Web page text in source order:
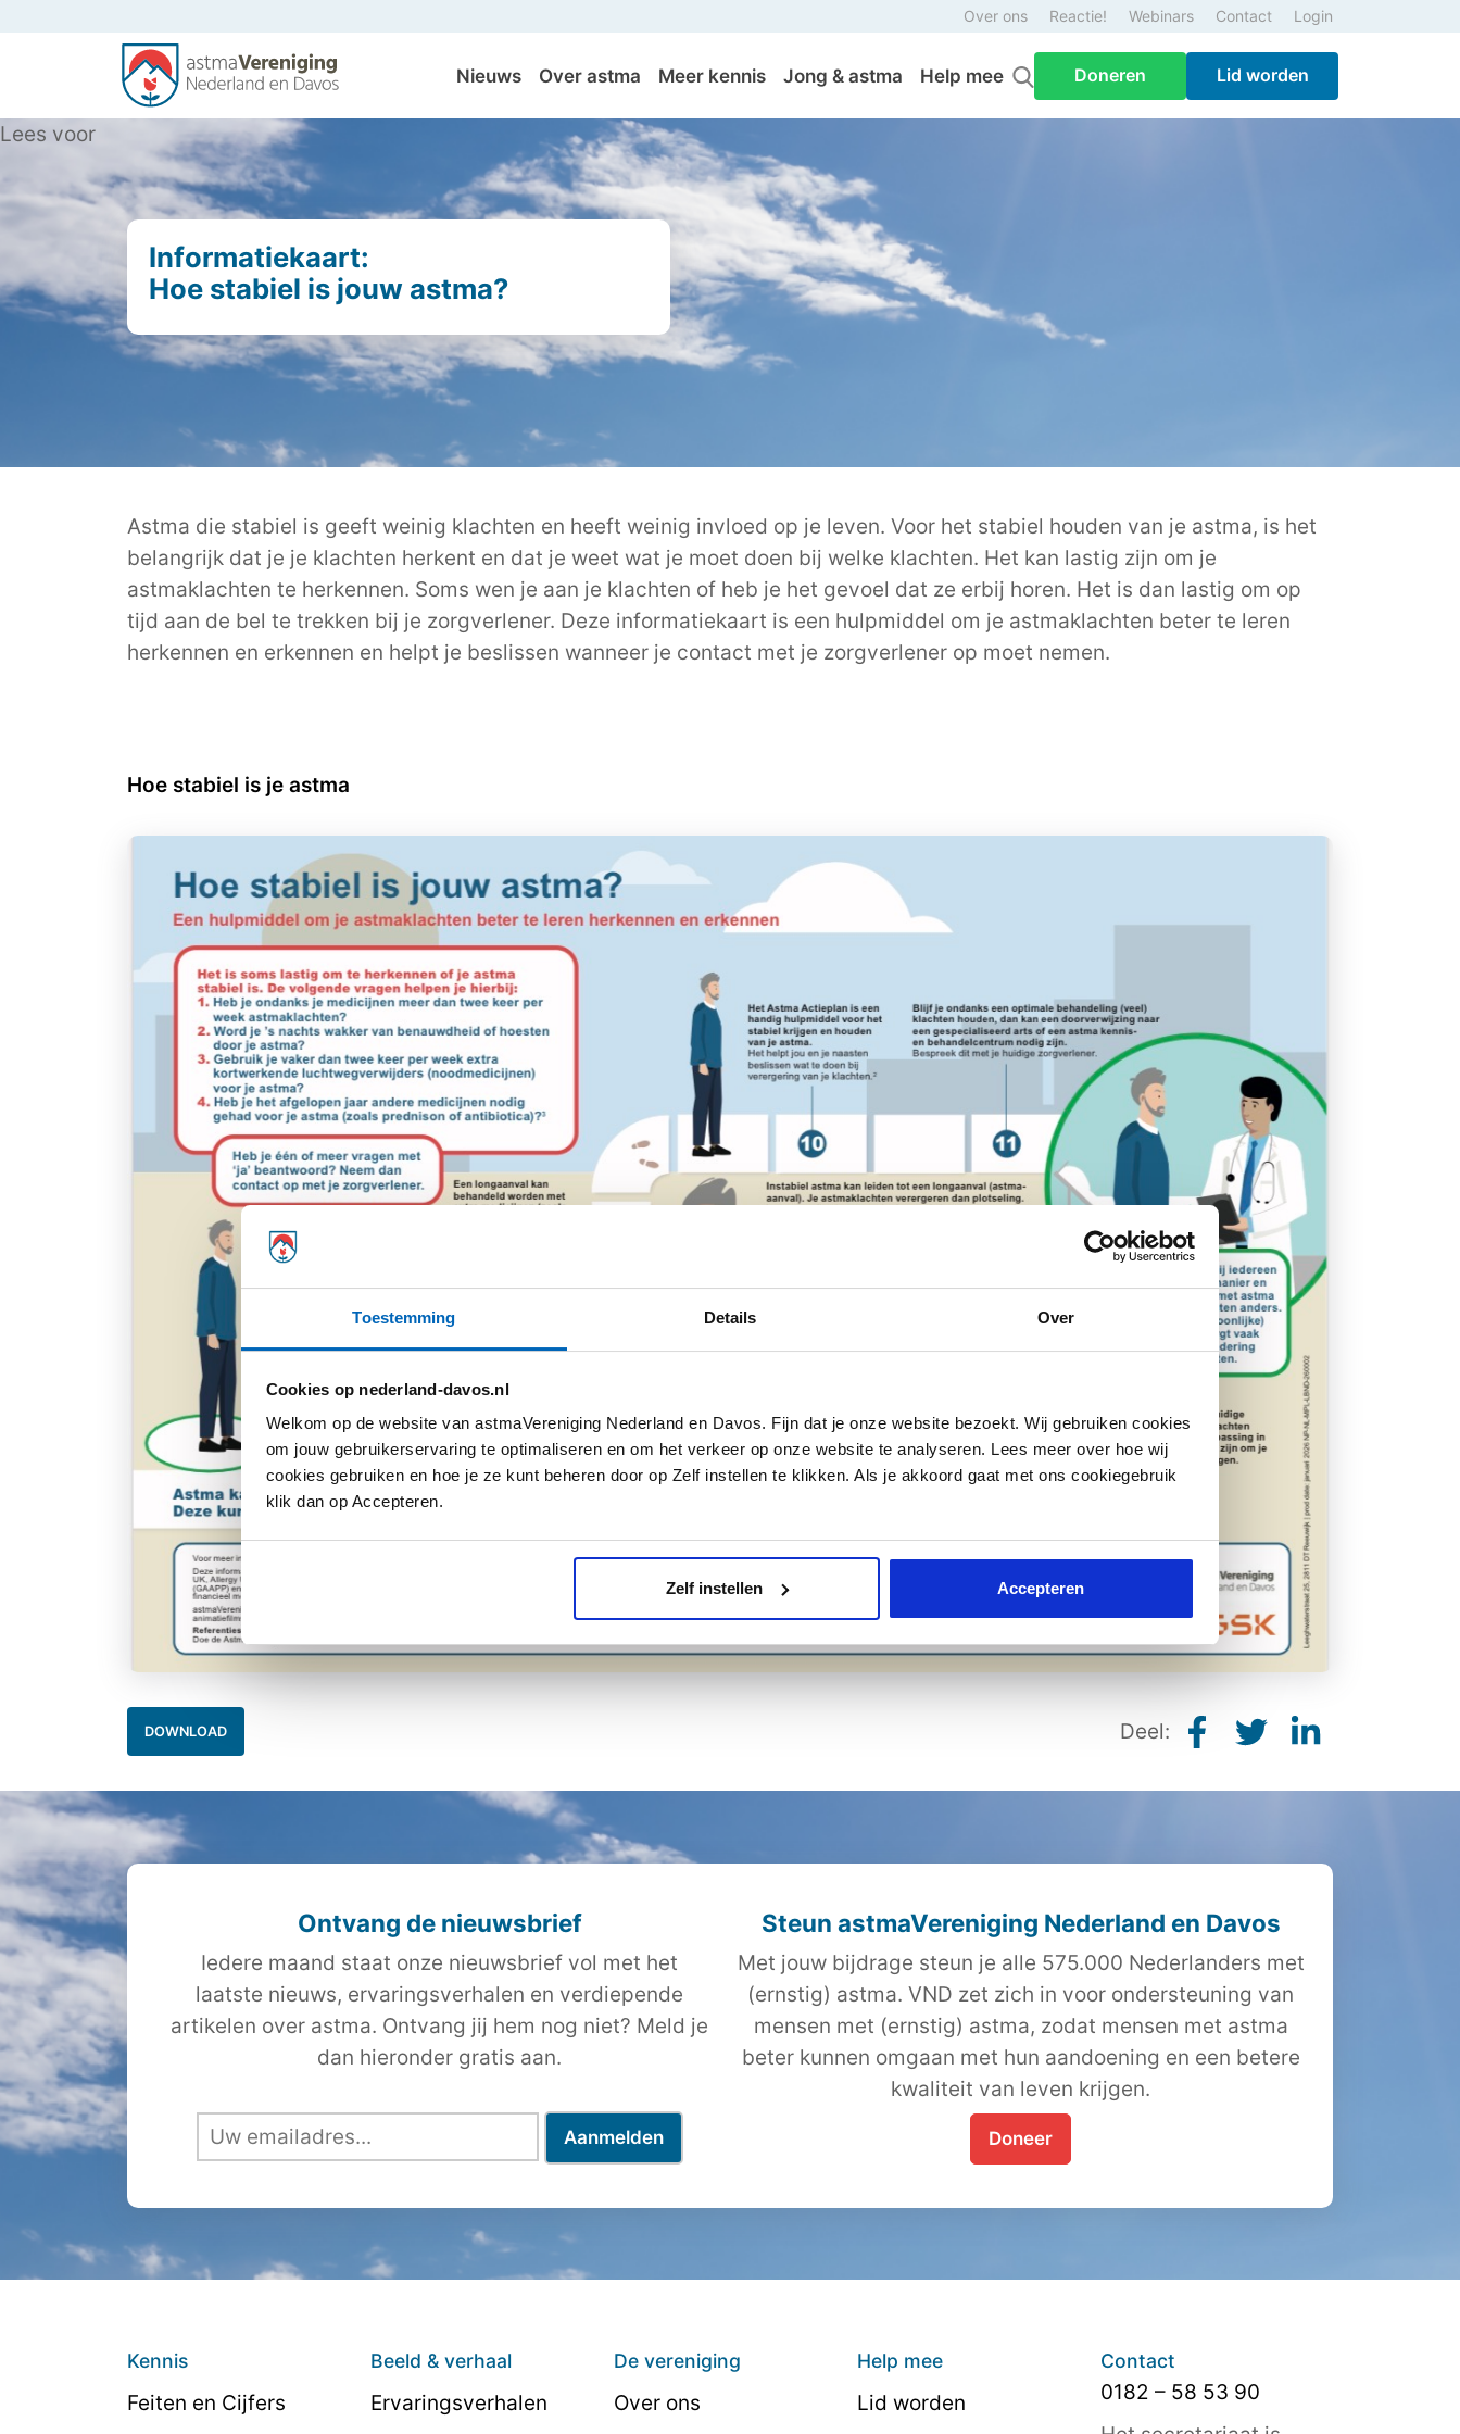
Toestemming Details Over
Cookies op nederland-davos.nl
Welkom op de website van astmaVereniging Nederland en Davos. Fijn dat je onze website bezoekt. Wij gebruiken cookies
om jouw gebruikerservaring te optimaliseren en om het verkeer op onze website te analyseren. Lees meer over hoe wij
cookies gebruiken en hoe je ze kunt beheren door op Zelf instellen te klikken. Als je akkoord gaat met ons cookiegebruik
klik dan op Accepteren.
Zelf instellen Accepteren
Over ons Reactie! Webinars Contact Login
Nieuws Over astma Meer kennis Jong & astma Help mee Doneren Lid worden
Lees voor
Informatiekaart:
Hoe stabiel is jouw astma?
Astma die stabiel is geeft weinig klachten en heeft weinig invloed op je leven. Voor het stabiel houden van je astma, is het
belangrijk dat je je klachten herkent en dat je weet wat je moet doen bij welke klachten. Het kan lastig zijn om je
astmaklachten te herkennen. Soms wen je aan je klachten of heb je het gevoel dat ze erbij horen. Het is dan lastig om op
tijd aan de bel te trekken bij je zorgverlener. Deze informatiekaart is een hulpmiddel om je astmaklachten beter te leren
herkennen en erkennen en helpt je beslissen wanneer je contact met je zorgverlener op moet nemen.
Hoe stabiel is je astma
DOWNLOAD Deel:
Ontvang de nieuwsbrief
Iedere maand staat onze nieuwsbrief vol met het
laatste nieuws, ervaringsverhalen en verdiepende
artikelen over astma. Ontvang jij hem nog niet? Meld je
dan hieronder gratis aan.
Steun astmaVereniging Nederland en Davos
Met jouw bijdrage steun je alle 575.000 Nederlanders met
(ernstig) astma. VND zet zich in voor ondersteuning van
mensen met (ernstig) astma, zodat mensen met astma
beter kunnen omgaan met hun aandoening en een betere
kwaliteit van leven krijgen.
Doneer
Kennis
Feiten en Cijfers
Beeld & verhaal
Ervaringsverhalen
De vereniging
Over ons
Help mee
Lid worden
Contact
0182 – 58 53 90